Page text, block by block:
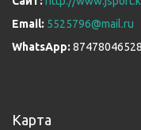
5525796@mail.ru
87478046528
Карта